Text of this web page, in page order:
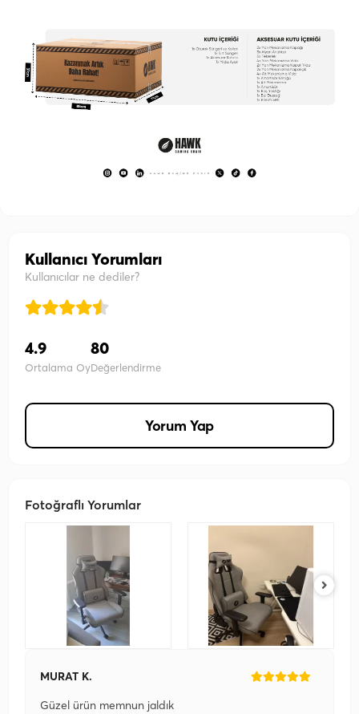
Kullanıcı Yorumları
Kullanıcılar ne dediler?
4.9
Ortalama Oy
80
Değerlendirme
Yorum Yap
Fotoğraflı Yorumlar
MURAT K.
Güzel ürün memnun jaldık